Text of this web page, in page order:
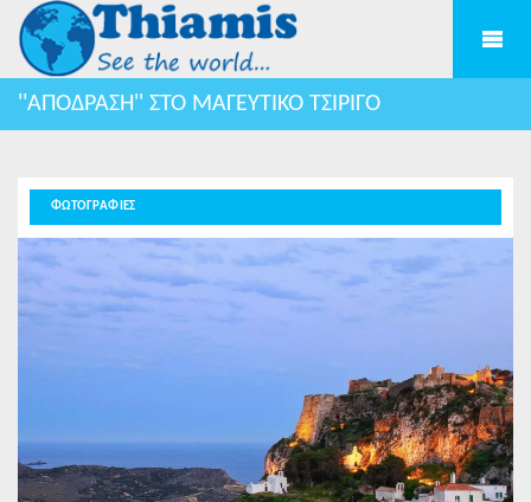
''ΑΠΟΔΡΑΣΗ'' ΣΤΟ ΜΑΓΕΥΤΙΚΟ ΤΣΙΡΙΓΟ
ΦΩΤΟΓΡΑΦΙΕΣ